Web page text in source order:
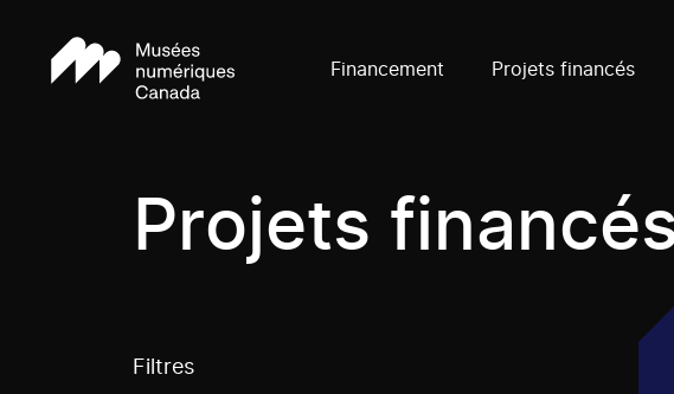
Financement Projets financés
Projets
Filtres